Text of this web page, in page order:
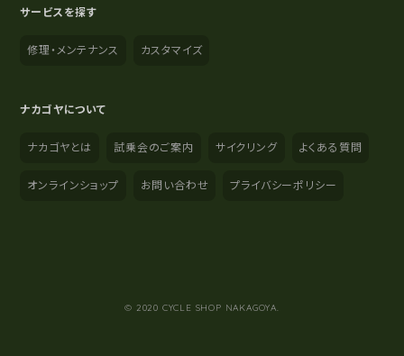
サービスを探す
修理・メンテナンス カスタマイズ
ナカゴヤについて
ナカゴヤとは 試乗会のご案内 サイクリング よくある質問
オンラインショップ お問い合わせ プライバシーポリシー
© 2020 CYCLE SHOP NAKAGOYA.